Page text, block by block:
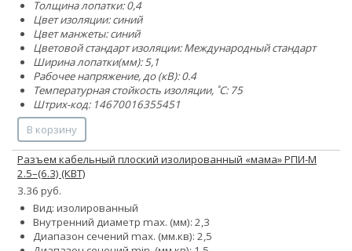
Толщина лопатки: 0,4
Цвет изоляции: синий
Цвет манжеты: синий
Цветовой стандарт изоляции: Международный стандарт
Ширина лопатки(мм): 5,1
Рабочее напряжение, до (кВ): 0.4
Температурная стойкость изоляции, ˚С: 75
Штрих-код: 14670016355451
В корзину
Разъем кабельный плоский изолированный «мама» РПИ-М
2.5–(6.3) (КВТ)
3.36 руб.
Вид: изолированный
Внутренний диаметр max. (мм): 2,3
Диапазон сечений max. (мм.кв): 2,5